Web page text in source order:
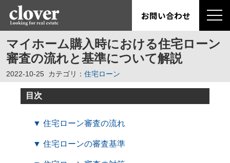
お問い合わせ
マイホーム購入時における住宅ローン
審査の流れと基準について解説
2022-10-25 カテゴリ： 住宅ローン
目次
▼ 住宅ローン審査の流れ
▼ 住宅ローンの審査基準